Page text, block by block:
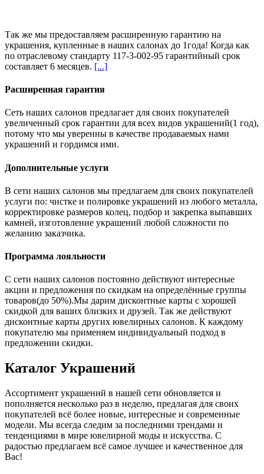
Так же мы предоставляем расширенную гарантию на
украшения, купленные в наших салонах до 1года! Когда как
по отраслевому стандарту 117-3-002-95 гарантийный срок
составляет 6 месяцев. [...]
Расширенная гарантия
Сеть наших салонов предлагает для своих покупателей
увеличенный срок гарантии для всех видов украшений(1 год),
потому что мы уверенны в качестве продаваемых нами
украшений и гордимся ими.
Дополнительные услуги
В сети наших салонов мы предлагаем для своих покупателей
услуги по: чистке и полировке украшений из любого металла,
корректировке размеров колец, подбор и закрепка выпавших
камней, изготовление украшений любой сложности по
желанию заказчика.
Программа лояльности
С сети наших салонов постоянно действуют интересные
акции и предложения по скидкам на определённые группы
товаров(до 50%).Мы дарим дисконтные карты с хорошей
скидкой для ваших близких и друзей. Так же действуют
дисконтные карты других ювелирных салонов. К каждому
покупателю мы применяем индивидуальный подход в
предложении скидки.
Каталог Украшений
Ассортимент украшений в нашей сети обновляется и
пополняется несколько раз в неделю, предлагая для своих
покупателей всё более новые, интересные и современные
модели. Мы всегда следим за последними трендами и
тенденциями в мире ювелирной моды и искусства. С
радостью предлагаем всё самое лучшее и качественное для
Вас!